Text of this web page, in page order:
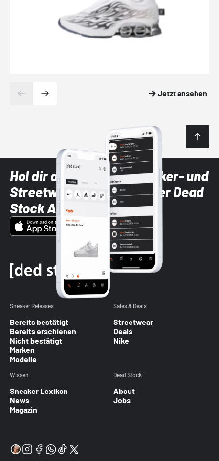
Jetzt ansehen
Hol dir die neuesten Sneaker- und
Streetwear-Brands mit der Dead
Stock App
Sneaker Releases
Bereits bestätigt
Bereits erschienen
Nicht bestätigt
Marken
Modelle
Sales & Deals
Streetwear
Deals
Nike
Wissen
Sneaker Lexikon
News
Magazin
Dead Stock
About
Jobs